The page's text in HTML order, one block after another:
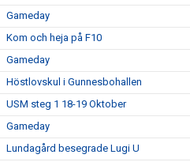
Gameday
Kom och heja på F10
Gameday
Höstlovskul i Gunnesbohallen
USM steg 1 18-19 Oktober
Gameday
Lundagård besegrade Lugi U